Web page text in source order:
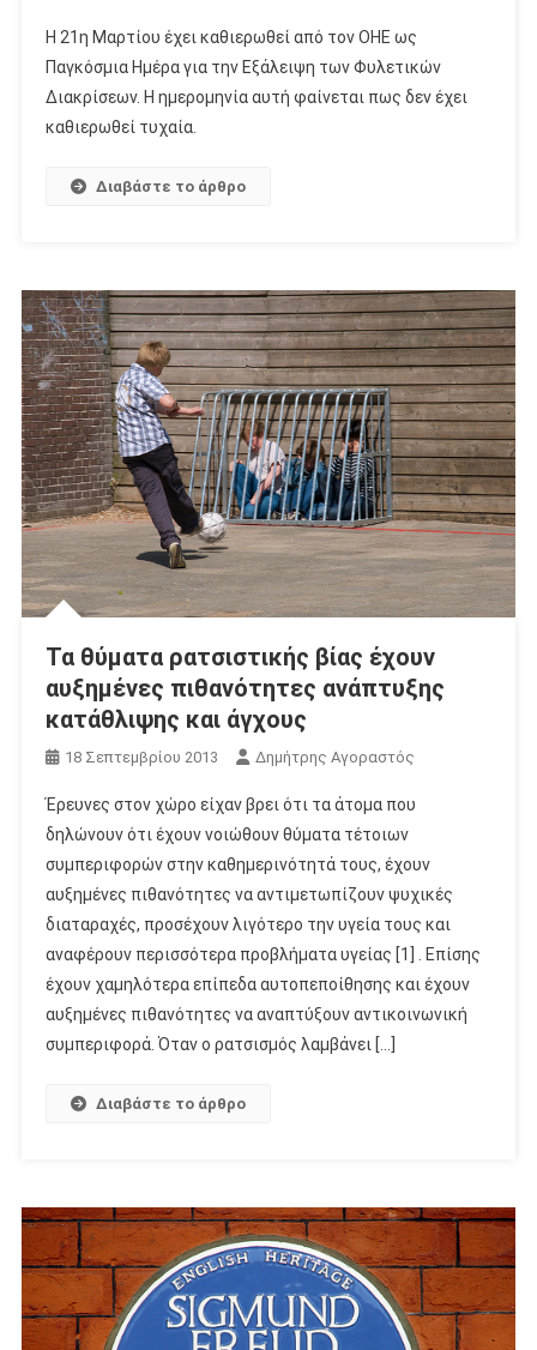
Η 21η Μαρτίου έχει καθιερωθεί από τον ΟΗΕ ως
Παγκόσμια Ημέρα για την Εξάλειψη των Φυλετικών
Διακρίσεων. Η ημερομηνία αυτή φαίνεται πως δεν έχει
καθιερωθεί τυχαία.
Διαβάστε το άρθρο
Τα θύματα ρατσιστικής βίας έχουν
αυξημένες πιθανότητες ανάπτυξης
κατάθλιψης και άγχους
18 Σεπτεμβρίου 2013 Δημήτρης Αγοραστός
Έρευνες στον χώρο είχαν βρει ότι τα άτομα που
δηλώνουν ότι έχουν νοιώθουν θύματα τέτοιων
συμπεριφορών στην καθημερινότητά τους, έχουν
αυξημένες πιθανότητες να αντιμετωπίζουν ψυχικές
διαταραχές, προσέχουν λιγότερο την υγεία τους και
αναφέρουν περισσότερα προβλήματα υγείας [1] . Επίσης
έχουν χαμηλότερα επίπεδα αυτοπεποίθησης και έχουν
αυξημένες πιθανότητες να αναπτύξουν αντικοινωνική
συμπεριφορά. Όταν ο ρατσισμός λαμβάνει […]
Διαβάστε το άρθρο